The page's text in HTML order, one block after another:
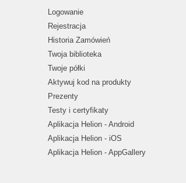
Logowanie
Rejestracja
Historia Zamówień
Twoja biblioteka
Twoje półki
Aktywuj kod na produkty
Prezenty
Testy i certyfikaty
Aplikacja Helion - Android
Aplikacja Helion - iOS
Aplikacja Helion - AppGallery